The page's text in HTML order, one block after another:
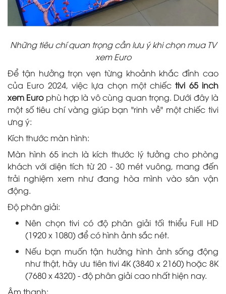
Những tiêu chí quan trọng cần lưu ý khi chọn mua TV
xem Euro
Để tận hưởng trọn vẹn từng khoảnh khắc đỉnh cao
của Euro 2024, việc lựa chọn một chiếc tivi 65 inch
xem Europhù hợp là vô cùng quan trọng. Dưới đây là
một số tiêu chí vàng giúp bạn "rinh về" một chiếc tivi
ưng ý:
Kích thước màn hình:
Màn hình 65 inch là kích thước lý tưởng cho phòng
khách với diện tích từ 20 - 30 mét vuông, mang đến
trải nghiệm xem như đang hòa mình vào sân vận
động.
Độ phân giải:
Nên chọn tivi có độ phân giải tối thiểu Full HD
(1920 x 1080) để có hình ảnh sắc nét.
Nếu bạn muốn tận hưởng hình ảnh sống động
như thật, hãy ưu tiên tivi 4K (3840 x 2160) hoặc 8K
(7680 x 4320) - độ phân giải cao nhất hiện nay.
Âm thanh: